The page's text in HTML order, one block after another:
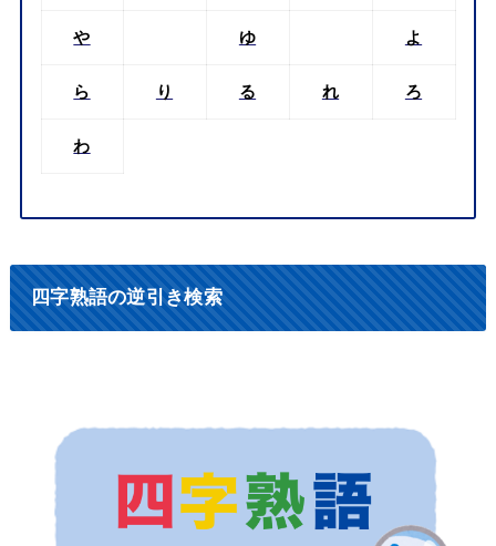
や ゆ よ
ら り る れ ろ
わ
四字熟語の逆引き検索